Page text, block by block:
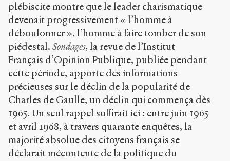
plébiscite montre que le leader charismatique
devenait progressivement « l’homme à
déboulonner », l’homme à faire tomber de son
piédestal. Sondages, la revue de l’Institut
Français d’Opinion Publique, publiée pendant
cette période, apporte des informations
précieuses sur le déclin de la popularité de
Charles de Gaulle, un déclin qui commença dès
1965. Un seul rappel suffirait ici : entre juin 1965
et avril 1968, à travers quarante enquêtes, la
majorité absolue des citoyens français se
déclarait mécontente de la politique du